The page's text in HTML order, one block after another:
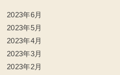
2023年6月
2023年5月
2023年4月
2023年3月
2023年2月